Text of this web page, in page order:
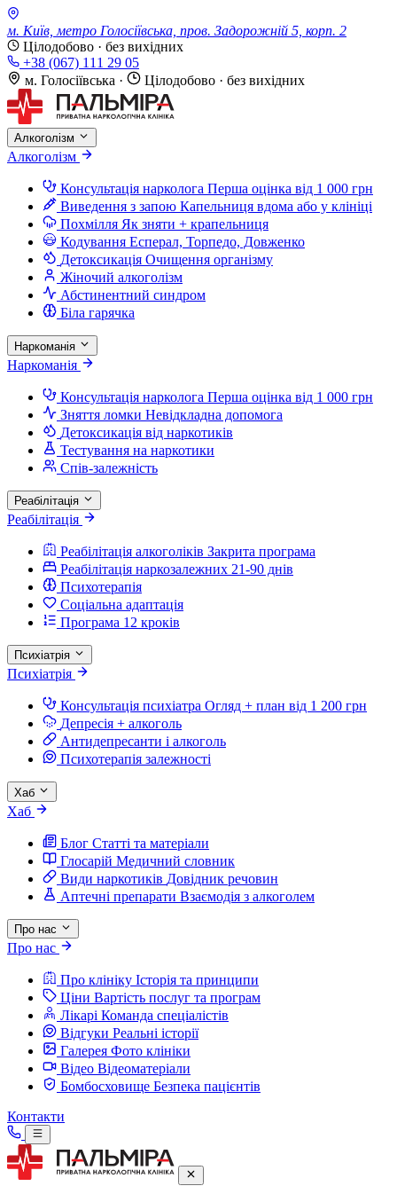
м. Київ, метро Голосіївська, пров. Задорожній 5, корп. 2
Цілодобово · без вихідних
+38 (067) 111 29 05
м. Голосіївська · Цілодобово · без вихідних
Алкоголізм
Алкоголізм
Консультація нарколога Перша оцінка від 1 000 грн
Виведення з запою Капельниця вдома або у клініці
Похмілля Як зняти + крапельниця
Кодування Есперал, Торпедо, Довженко
Детоксикація Очищення організму
Жіночий алкоголізм
Абстинентний синдром
Біла гарячка
Наркоманія
Наркоманія
Консультація нарколога Перша оцінка від 1 000 грн
Зняття ломки Невідкладна допомога
Детоксикація від наркотиків
Тестування на наркотики
Спів-залежність
Реабілітація
Реабілітація
Реабілітація алкоголіків Закрита програма
Реабілітація наркозалежних 21-90 днів
Психотерапія
Соціальна адаптація
Програма 12 кроків
Психіатрія
Психіатрія
Консультація психіатра Огляд + план від 1 200 грн
Депресія + алкоголь
Антидепресанти і алкоголь
Психотерапія залежності
Хаб
Хаб
Блог Статті та матеріали
Глосарій Медичний словник
Види наркотиків Довідник речовин
Аптечні препарати Взаємодія з алкоголем
Про нас
Про нас
Про клініку Історія та принципи
Ціни Вартість послуг та програм
Лікарі Команда спеціалістів
Відгуки Реальні історії
Галерея Фото клініки
Відео Відеоматеріали
Бомбосховище Безпека пацієнтів
Контакти